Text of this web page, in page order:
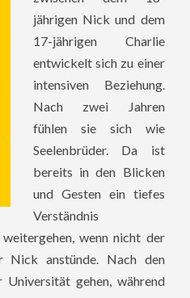
jährigen Nick und dem
17-jährigen Charlie
entwickelt sich zu einer
intensiven Beziehung.
Nach zwei Jahren
fühlen sie sich wie
Seelenbrüder. Da ist
bereits in den Blicken
und Gesten ein tiefes
Verständnis
wenn nicht der
Nick anstünde. Nach den
gehen, während